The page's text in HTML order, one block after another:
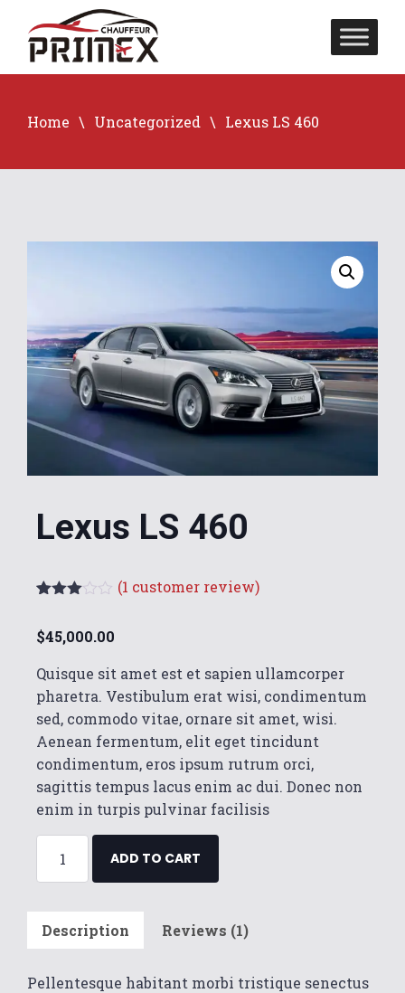
Home Uncategorized Lexus LS 460
Lexus LS 460
out of
based
on
custo
mer
rating
(1 customer review)
$45,000.00
Quisque sit amet est et sapien ullamcorper
pharetra. Vestibulum erat wisi, condimentum
sed, commodo vitae, ornare sit amet, wisi.
Aenean fermentum, elit eget tincidunt
condimentum, eros ipsum rutrum orci,
sagittis tempus lacus enim ac dui. Donec non
enim in turpis pulvinar facilisis
ADD TO CART
Description Reviews (1)
Pellentesque habitant morbi tristique senectus